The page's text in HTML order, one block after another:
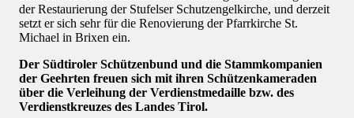
der Restaurierung der Stufelser Schutzengelkirche, und derzeit
setzt er sich sehr für die Renovierung der Pfarrkirche St.
Michael in Brixen ein.
Der Südtiroler Schützenbund und die Stammkompanien
der Geehrten freuen sich mit ihren Schützenkameraden
über die Verleihung der Verdienstmedaille bzw. des
Verdienstkreuzes des Landes Tirol.